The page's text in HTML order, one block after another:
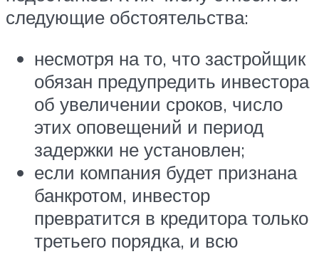
следующие обстоятельства:
несмотря на то, что застройщик
обязан предупредить инвестора
об увеличении сроков, число
этих оповещений и период
задержки не установлен;
если компания будет признана
банкротом, инвестор
превратится в кредитора только
третьего порядка, и всю